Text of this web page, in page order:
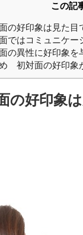
この記
の好印象は見た目
ではコミュニケー
の異性に好印象を
初対面の好印象
の好印象